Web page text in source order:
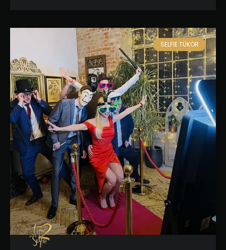
SELFIE TÜKÖR